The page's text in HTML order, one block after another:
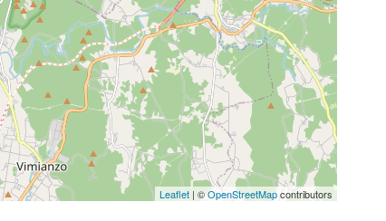
Leaflet | ©OpenStreetMapcontributors